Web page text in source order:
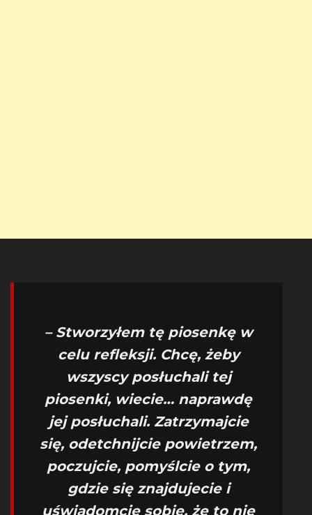
– Stworzyłem tę piosenkę w
celu refleksji. Chcę, żeby
wszyscy posłuchali tej
piosenki, wiecie… naprawdę
jej posłuchali. Zatrzymajcie
się, odetchnijcie powietrzem,
poczujcie, pomyślcie o tym,
gdzie się znajdujecie i
uświadomcie sobie, że to nie